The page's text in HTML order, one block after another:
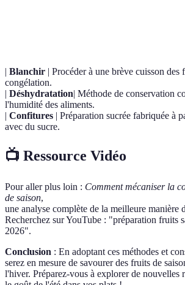
| Blanchir | Procéder à une brève cuisson des
congélation.
| Déshydratation| Méthode de conservation
l'humidité des aliments.
| Confitures | Préparation sucrée fabriquée à
avec du sucre.
📺 Ressource Vidéo
Pour aller plus loin : Comment mécaniser la
de saison,
une analyse complète de la meilleure manière
Recherchez sur YouTube : "préparation fruits
2026".
Conclusion : En adoptant ces méthodes et
serez en mesure de savourer des fruits de
l'hiver. Préparez-vous à explorer de nouvelles